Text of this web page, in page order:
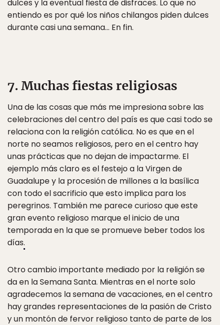
dulces y la eventual fiesta de disfraces. Lo que no
entiendo es por qué los niños chilangos piden dulces
durante casi una semana… En fin.
7. Muchas fiestas religiosas
Una de las cosas que más me impresiona sobre las
celebraciones del centro del país es que casi todo se
relaciona con la religión católica. No es que en el
norte no seamos religiosos, pero en el centro hay
unas prácticas que no dejan de impactarme. El
ejemplo más claro es el festejo a la Virgen de
Guadalupe y la procesión de millones a la basílica
con todo el sacrificio que esto implica para los
peregrinos. También me parece curioso que este
gran evento religioso marque el inicio de una
temporada en la que se promueve beber todos los
días.
Otro cambio importante mediado por la religión se
da en la Semana Santa. Mientras en el norte solo
agradecemos la semana de vacaciones, en el centro
hay grandes representaciones de la pasión de Cristo
y un montón de fervor religioso tanto de parte de los